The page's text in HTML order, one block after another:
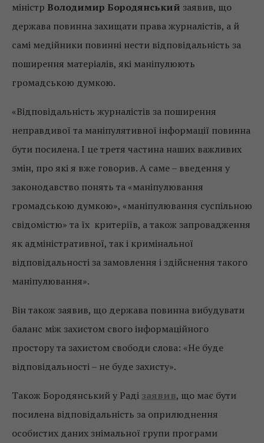
міністр Володимир Бородянський заявив, що
держава повинна захищати права журналістів, а й
самі медійники повинні нести відповідальність за
поширення матеріалів, які маніпулюють
громадською думкою.
«Відповідальність журналістів за поширення
неправдивої та маніпулятивної інформації повинна
бути посилена. І це третя частина наших важливих
змін, про які я вже говорив. А саме – введення у
законодавство понять та «маніпулювання
громадською думкою», «маніпулювання суспільною
свідомістю» та їх критеріїв, а також запровадження
як адміністративної, так і кримінальної
відповідальності за замовлення і здійснення такого
маніпулювання».
Він також заявив, що держава повинна вибудувати
баланс між захистом свого інформаційного
простору та захистом свободи слова: «Не буде
відповідальності – не буде захисту».
Також Бородянський у Раді заявив, що має бути
посилена відповідальність за оприлюднення
особистих даних знімальної групи програми